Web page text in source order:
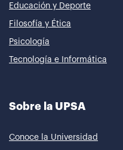
Educación y Deporte
Filosofía y Ética
Psicología
Tecnología e Informática
Sobre la UPSA
Conoce la Universidad